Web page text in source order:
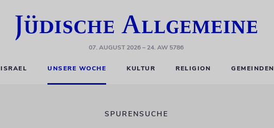
07. AUGUST 2026– 24. AW 5786
ISRAEL UNSERE WOCHE KULTUR RELIGION GEMEINDEN
SPURENSUCHE